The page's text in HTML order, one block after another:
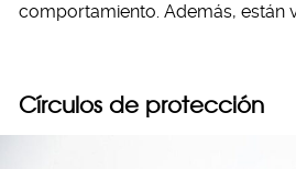
comportamiento. Además, están
Círculos de protección